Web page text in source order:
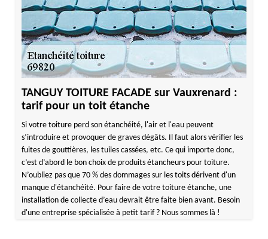
TANGUY TOITURE FACADE sur Vauxrenard :
tarif pour un toit étanche
Si votre toiture perd son étanchéité, l'air et l'eau peuvent
s’introduire et provoquer de graves dégâts. Il faut alors vérifier les
fuites de gouttières, les tuiles cassées, etc. Ce qui importe donc,
c’est d’abord le bon choix de produits étancheurs pour toiture.
N’oubliez pas que 70 % des dommages sur les toits dérivent d'un
manque d'étanchéité. Pour faire de votre toiture étanche, une
installation de collecte d’eau devrait être faite bien avant. Besoin
d'une entreprise spécialisée à petit tarif ? Nous sommes là !